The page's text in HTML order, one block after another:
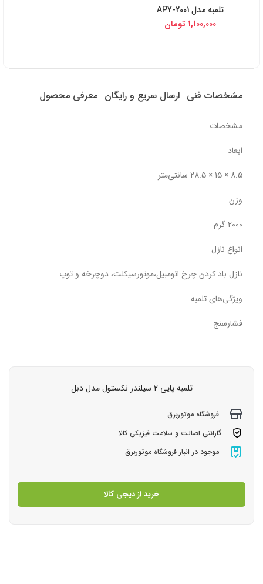
تلمبه مدل APY-2001
1,100,000 تومان
مشخصات فنی ارسال سریع و رایگان معرفی محصول
مشخصات
ابعاد
8.5 × 15 × 28.5 سانتی‌متر
وزن
2000 گرم
انواع نازل
نازل باد کردن چرخ اتومبیل،موتورسیکلت، دوچرخه و توپ
ویژگی‌های تلمبه
فشارسنج
تلمبه پایی 2 سیلندر نکستول مدل دبل
فروشگاه موتوربرق
گارانتی اصالت و سلامت فیزیکی کالا
موجود در انبار فروشگاه موتوربرق
خرید از دیجی کالا